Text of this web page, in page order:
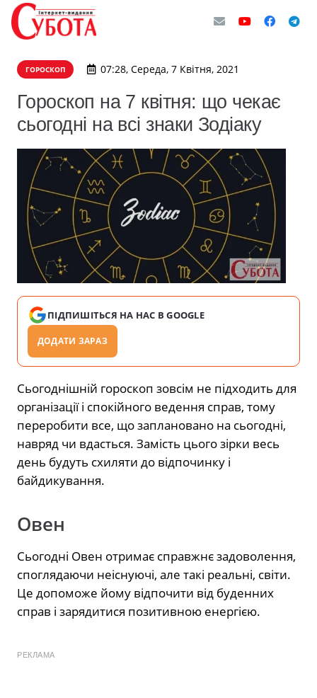
ГОРОСКОП 07:28, Середа, 7 Квітня, 2021
Гороскоп на 7 квітня: що чекає
сьогодні на всі знаки Зодіаку
ПІДПИШІТЬСЯ НА НАС В GOOGLE
ДОДАТИ ЗАРАЗ
Сьогоднішній гороскоп зовсім не підходить для
організації і спокійного ведення справ, тому
переробити все, що заплановано на сьогодні,
навряд чи вдасться. Замість цього зірки весь
день будуть схиляти до відпочинку і
байдикування.
Овен
Сьогодні Овен отримає справжнє задоволення,
споглядаючи неіснуючі, але такі реальні, світи.
Це допоможе йому відпочити від буденних
справ і зарядитися позитивною енергією.
РЕКЛАМА